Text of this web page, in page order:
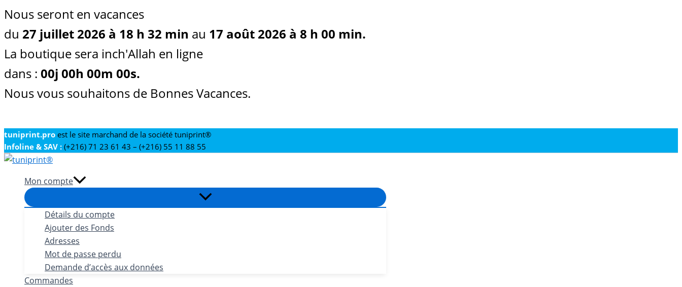
Nous seront en vacances
du 27 juillet 2026 à 18 h 32 min au 17 août 2026 à 8 h 00 min.
La boutique sera inch'Allah en ligne
dans : 00j 00h 00m 00s.
Nous vous souhaitons de Bonnes Vacances.
Aller
au
contenu
tuniprint.pro est le site marchand de la société tuniprint®
Infoline & SAV : (+216) 71 23 61 43 – (+216) 55 11 88 55
Mon compte
Détails du compte
Ajouter des Fonds
Adresses
Mot de passe perdu
Demande d’accès aux données
Commandes